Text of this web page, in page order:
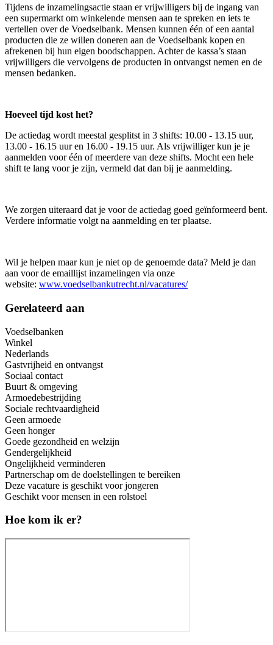
Tijdens de inzamelingsactie staan er vrijwilligers bij de ingang van
een supermarkt om winkelende mensen aan te spreken en iets te
vertellen over de Voedselbank. Mensen kunnen één of een aantal
producten die ze willen doneren aan de Voedselbank kopen en
afrekenen bij hun eigen boodschappen. Achter de kassa’s staan
vrijwilligers die vervolgens de producten in ontvangst nemen en de
mensen bedanken.
Hoeveel tijd kost het?
De actiedag wordt meestal gesplitst in 3 shifts: 10.00 - 13.15 uur,
13.00 - 16.15 uur en 16.00 - 19.15 uur. Als vrijwilliger kun je je
aanmelden voor één of meerdere van deze shifts. Mocht een hele
shift te lang voor je zijn, vermeld dat dan bij je aanmelding.
We zorgen uiteraard dat je voor de actiedag goed geïnformeerd bent.
Verdere informatie volgt na aanmelding en ter plaatse.
Wil je helpen maar kun je niet op de genoemde data? Meld je dan
aan voor de emaillijst inzamelingen via onze
website: www.voedselbankutrecht.nl/vacatures/
Gerelateerd aan
Voedselbanken
Winkel
Nederlands
Gastvrijheid en ontvangst
Sociaal contact
Buurt & omgeving
Armoedebestrijding
Sociale rechtvaardigheid
Geen armoede
Geen honger
Goede gezondheid en welzijn
Gendergelijkheid
Ongelijkheid verminderen
Partnerschap om de doelstellingen te bereiken
Deze vacature is geschikt voor jongeren
Geschikt voor mensen in een rolstoel
Hoe kom ik er?